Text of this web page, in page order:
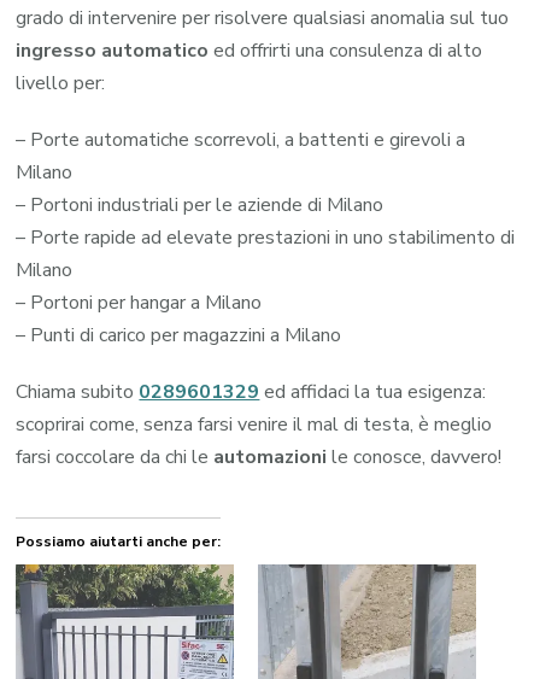
grado di intervenire per risolvere qualsiasi anomalia sul tuo
ingresso automatico ed offrirti una consulenza di alto
livello per:
– Porte automatiche scorrevoli, a battenti e girevoli a
Milano
– Portoni industriali per le aziende di Milano
– Porte rapide ad elevate prestazioni in uno stabilimento di
Milano
– Portoni per hangar a Milano
– Punti di carico per magazzini a Milano
Chiama subito 0289601329 ed affidaci la tua esigenza:
scoprirai come, senza farsi venire il mal di testa, è meglio
farsi coccolare da chi le automazioni le conosce, davvero!
Possiamo aiutarti anche per: